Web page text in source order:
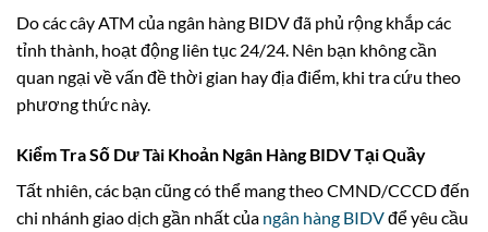
Do các cây ATM của ngân hàng BIDV đã phủ rộng khắp các
tỉnh thành, hoạt động liên tục 24/24. Nên bạn không cần
quan ngại về vấn đề thời gian hay địa điểm, khi tra cứu theo
phương thức này.
Kiểm Tra Số Dư Tài Khoản Ngân Hàng BIDV Tại Quầy
Tất nhiên, các bạn cũng có thể mang theo CMND/CCCD đến
chi nhánh giao dịch gần nhất của ngân hàng BIDVđể yêu cầu